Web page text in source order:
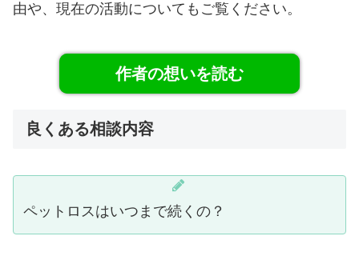
由や、現在の活動についてもご覧ください。
作者の想いを読む
良くある相談内容
ペットロスはいつまで続くの？